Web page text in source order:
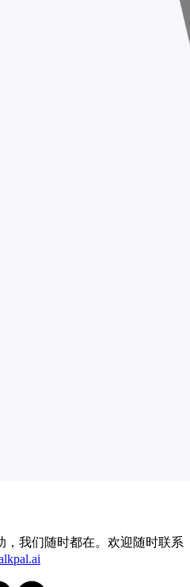
我们随时都在。欢迎随时联系